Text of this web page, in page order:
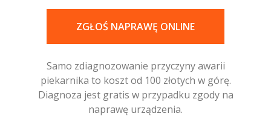
ZGŁOŚ NAPRAWĘ ONLINE
Samo zdiagnozowanie przyczyny awarii
piekarnika to koszt od 100 złotych w górę.
Diagnoza jest gratis w przypadku zgody na
naprawę urządzenia.